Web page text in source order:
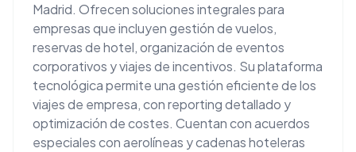
Madrid. Ofrecen soluciones integrales para
empresas que incluyen gestión de vuelos,
reservas de hotel, organización de eventos
corporativos y viajes de incentivos. Su plataforma
tecnológica permite una gestión eficiente de los
viajes de empresa, con reporting detallado y
optimización de costes. Cuentan con acuerdos
especiales con aerolíneas y cadenas hoteleras